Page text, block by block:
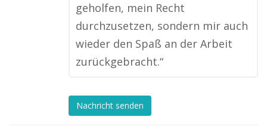
geholfen, mein Recht
durchzusetzen, sondern mir auch
wieder den Spaß an der Arbeit
zurückgebracht.“
Nachricht senden